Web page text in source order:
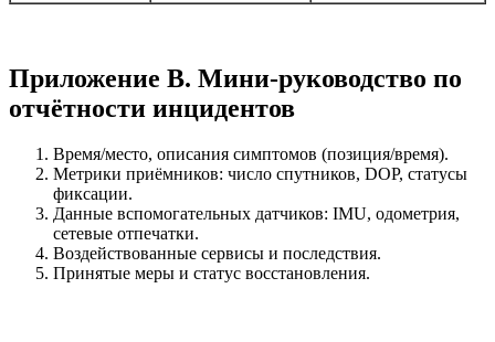
Приложение B. Мини‑руководство по
отчётности инцидентов
Время/место, описания симптомов (позиция/время).
Метрики приёмников: число спутников, DOP, статусы
фиксации.
Данные вспомогательных датчиков: IMU, одометрия,
сетевые отпечатки.
Воздействованные сервисы и последствия.
Принятые меры и статус восстановления.